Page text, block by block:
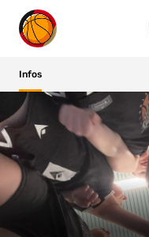
Infos